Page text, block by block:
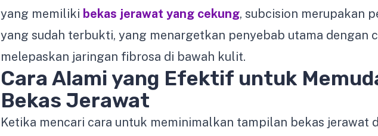
yang memiliki bekas jerawat yang cekung, subcision merupakan
yang sudah terbukti, yang menargetkan penyebab utama dengan
melepaskan jaringan fibrosa di bawah kulit.
Cara Alami yang Efektif untuk
Bekas Jerawat
Ketika mencari cara untuk meminimalkan tampilan bekas jerawat